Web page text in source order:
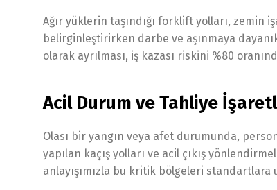
Ağır yüklerin taşındığı forklift yolları,
belirginleştirirken darbe ve aşınmaya
olarak ayrılması, iş kazası riskini %80
Acil Durum ve Tahliye
Olası bir yangın veya afet durumunda,
yapılan kaçış yolları ve acil çıkış
anlayışımızla bu kritik bölgeleri standartlara